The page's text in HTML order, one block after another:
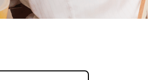
沿革
イン制作・印刷
ット制作・印刷